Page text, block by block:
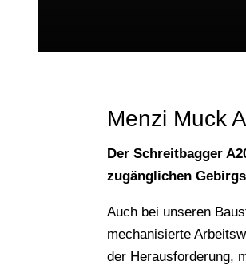
Menzi Muck
Der Schreitbagger
zugänglichen
Auch bei unseren
mechanisierte
der Herausforderung,